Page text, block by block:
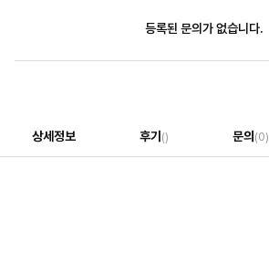
등록된 문의가 없습니다.
상세정보 후기 () 문의 (0)